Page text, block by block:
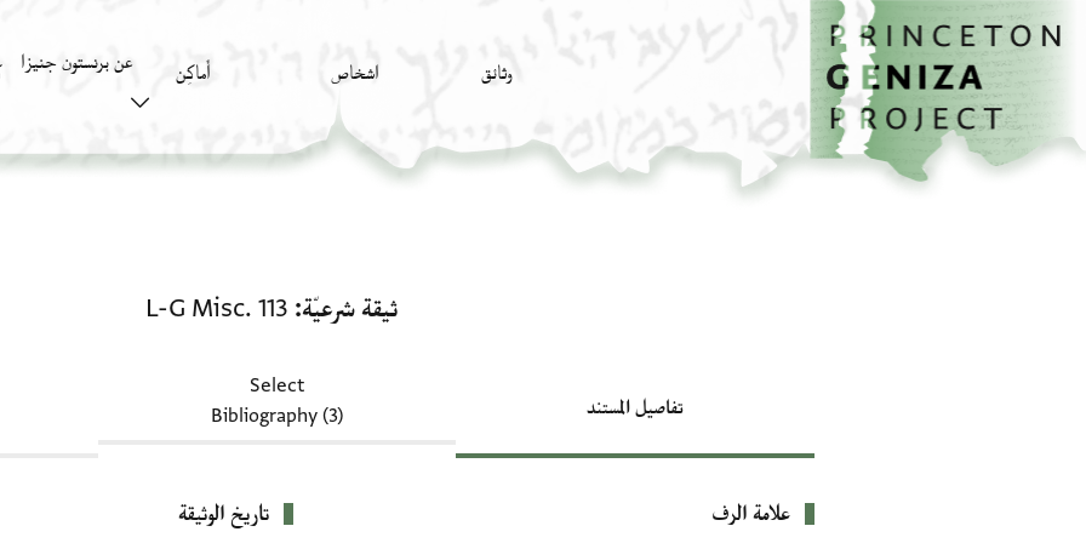
تخطي إلى المحتوى الرئيسي
الصفحة الرئيسية
وثائق اشخاص أَماكِن عن برنستون جنيزا
ثيقة شرعيّة L-G Misc. 113
تفاصيل المستند
Select
Bibliography (3)
بيانات التعريف
علامة الرف تاريخ الوثيقة